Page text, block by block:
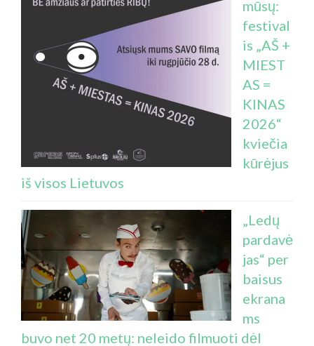
mūsų:
festival
is „AŠ +
MIEST
AS =
KINAS
2026“
kviečia
kūrėjus
iš visos Lietuvos
„Ledų
pardavė
jas“ per
baisus
ekrana
ms
buvo net 20 metų: neleido filmuoti dėl